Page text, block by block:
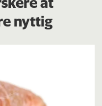
nyttig